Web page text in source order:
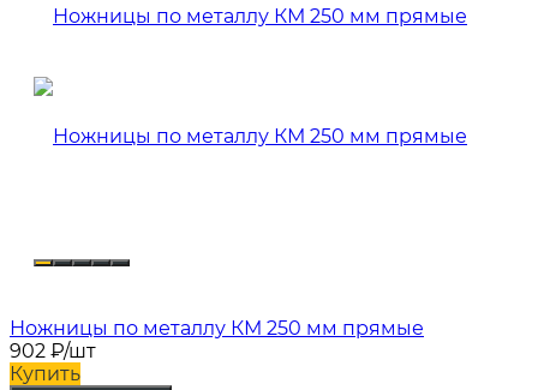
Ножницы по металлу КМ 250 мм прямые
902 ₽/шт
Купить